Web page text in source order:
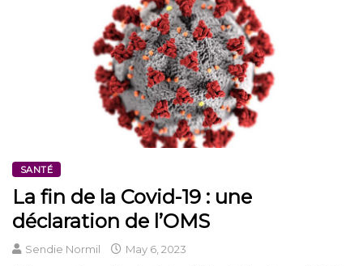
SANTÉ
La fin de la Covid-19 : une
déclaration de l’OMS
Sendie Normil May 6, 2023